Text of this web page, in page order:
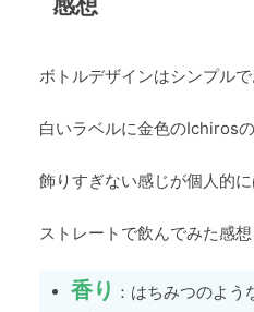
ボトルデザインはシンプル
白いラベルに金色のIchiros
飾りすぎない感じが個人的に
ストレートで飲んでみた感想
香り ：はちみつのよ